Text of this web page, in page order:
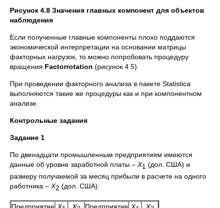
Рисунок 4.8 Значения главных компонент для объектов
наблюдения
Если полученные главные компоненты плохо поддаются
экономической интерпретации на основании матрицы
факторных нагрузок, то можно попробовать процедуру
вращения Factorrotation (рисунок 4.5).
При проведении факторного анализа в пакете Statistica
выполняются такие же процедуры как и при компонентном
анализе.
Контрольные задания
Задание 1
По двенадцати промышленным предприятиям имеются
данные об уровне заработной платы – Х1 (дол. США) и
размеру получаемой за месяц прибыли в расчете на одного
работника – Х2 (дол. США):
Предприятие Х Х Предприятие Х Х